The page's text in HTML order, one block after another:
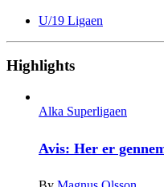
U/19 Ligaen
Highlights
Alka Superligaen
Avis: Her er